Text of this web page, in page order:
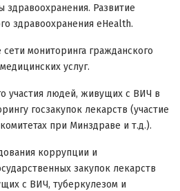
Развитие
здравоохранения eHealth.
мониторинга гражданского
услуг.
участия людей, живущих с ВИЧ в
госзакупок лекарств (участие
при Минздраве и т.д.).
коррупции и
закупок лекарств
с ВИЧ, туберкулезом и